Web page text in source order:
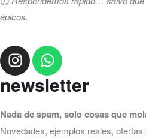
épicos.
newsletter
Nada de spam, solo cosas que
Novedades, ejemplos reales,